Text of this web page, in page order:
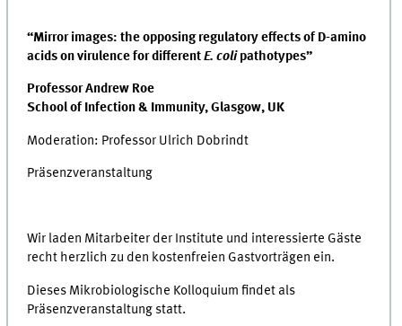
“Mirror images: the opposing regulatory effects of D-amino
acids on virulence for differentE. colipathotypes”
Professor Andrew Roe
School of Infection & Immunity, Glasgow, UK
Moderation: Professor Ulrich Dobrindt
Präsenzveranstaltung
Wir laden Mitarbeiter der Institute und interessierte Gäste
recht herzlich zu den kostenfreien Gastvorträgen ein.
Dieses Mikrobiologische Kolloquium findet als
Präsenzveranstaltung statt.